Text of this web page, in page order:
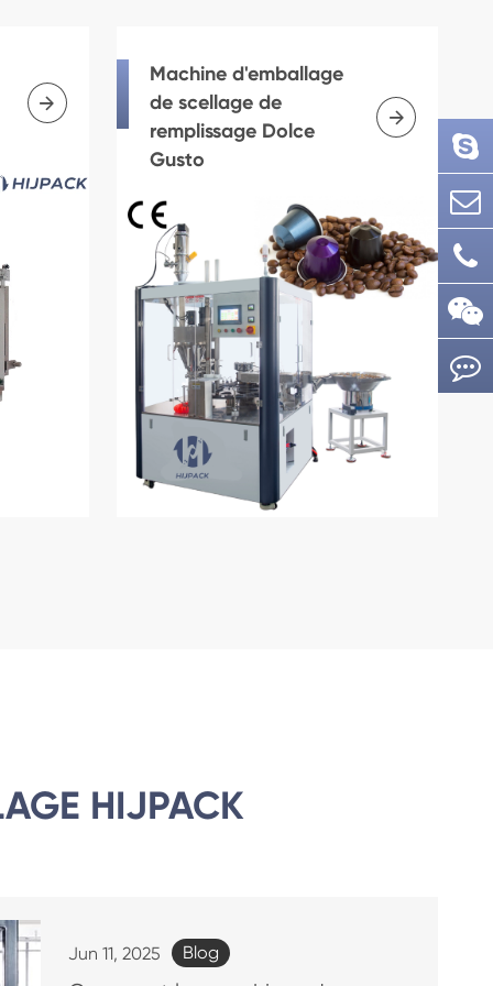

Machine d'emballage
de scellage de
remplissage Dolce
Gusto

HIJPACK
Jun 11, 2025 Blog